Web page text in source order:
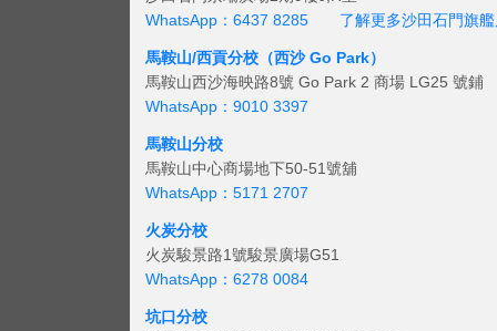
WhatsApp：6437 8285
了解更多沙田石門旗
馬鞍山/西貢分校（西沙 Go Park）
馬鞍山西沙海映路8號 Go Park 2 商場 LG25 號鋪
WhatsApp：9010 3397
馬鞍山分校
馬鞍山中心商場地下50-51號舖
WhatsApp：5171 2707
火炭分校
火炭駿景路1號駿景廣場G51
WhatsApp：6278 0084
坑口分校